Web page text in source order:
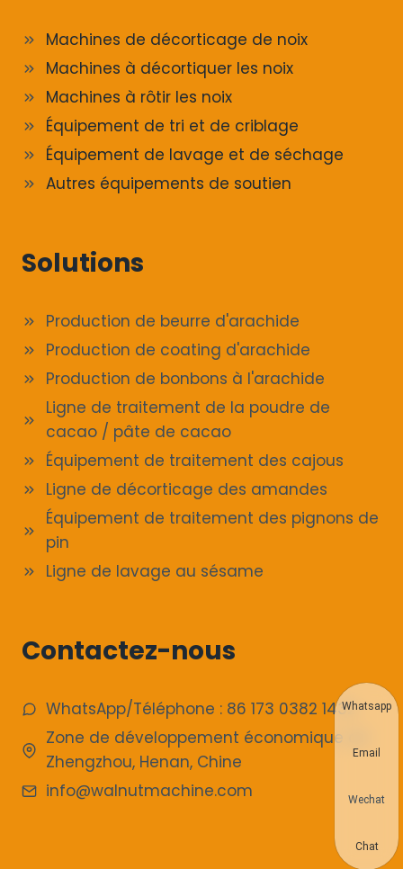
Machines de décorticage de noix
Machines à décortiquer les noix
Machines à rôtir les noix
Équipement de tri et de criblage
Équipement de lavage et de séchage
Autres équipements de soutien
Solutions
Production de beurre d'arachide
Production de coating d'arachide
Production de bonbons à l'arachide
Ligne de traitement de la poudre de
cacao / pâte de cacao
Équipement de traitement des cajous
Ligne de décorticage des amandes
Équipement de traitement des pignons de
pin
Ligne de lavage au sésame
Contactez-nous
WhatsApp/Téléphone : 86 173 0382 1432
Zone de développement économique de
Zhengzhou, Henan, Chine
info@walnutmachine.com
Whatsapp
Email
Wechat
Chat